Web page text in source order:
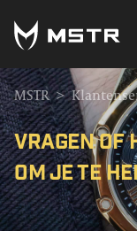
MSTR >
Vragen of
om je te